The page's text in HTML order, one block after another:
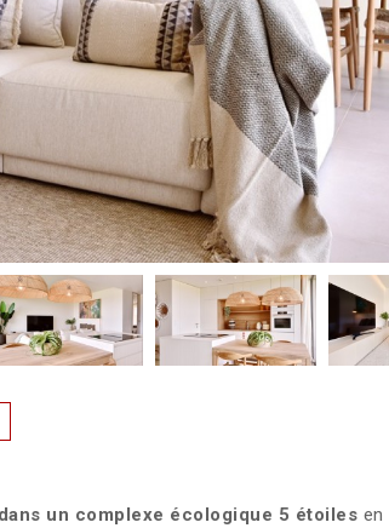
un complexe écologique 5 étoiles en